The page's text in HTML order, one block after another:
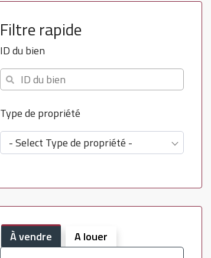
Filtre rapide
ID du bien
Type de propriété
- Select Type de propriété -
À vendre
A louer